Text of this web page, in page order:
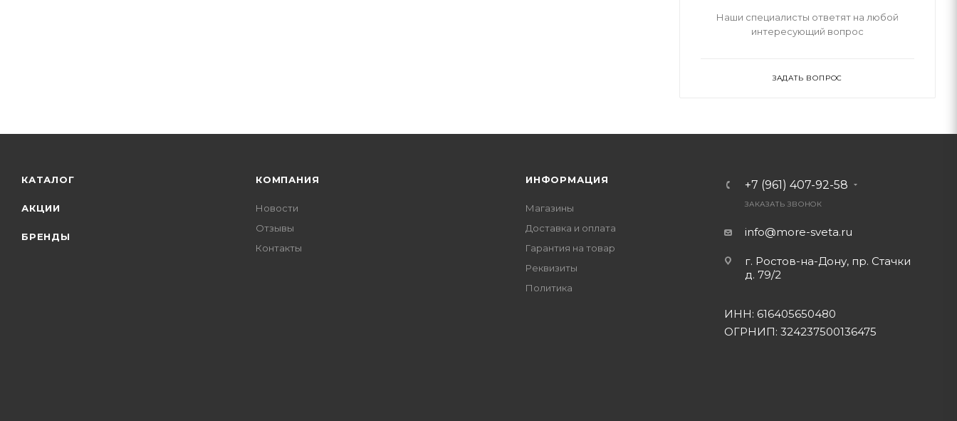
Наши специалисты ответят на любой
интересующий вопрос
ЗАДАТЬ ВОПРОС
КАТАЛОГ
АКЦИИ
БРЕНДЫ
КОМПАНИЯ
Новости
Отзывы
Контакты
ИНФОРМАЦИЯ
Магазины
Доставка и оплата
Гарантия на товар
Реквизиты
Политика
+7 (961) 407-92-58
ЗАКАЗАТЬ ЗВОНОК
info@more-sveta.ru
г. Ростов-на-Дону, пр. Стачки
д. 79/2
ИНН: 616405650480
ОГРНИП: 324237500136475